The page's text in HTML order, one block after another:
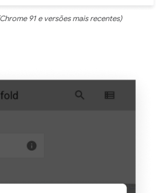
91 e versões mais recentes)